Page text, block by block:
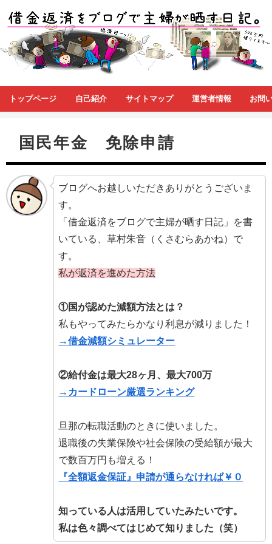
トップページ 自己紹介 サイトマップ 運営者情報 お問
国民年金 免除申請
ブログへお越しいただきありがとうございま
す。
「借金返済をブログで主婦が晒す日記」を書
いている、草村朱音（くさむらあかね）で
す。
私が返済を進めた方法
①国が認めた減額方法とは？
私もやってみたらかなり利息が減りました！
→借金減額シミュレーター
②給付金は最大28ヶ月、最大700万
→カードローン厳選ランキング
旦那の転職活動のときに使いました。
退職後の失業保険や社会保険の受給額が最大
で数百万円も増える！
『全額返金保証』申請が通らなければ￥０
知っている人は活用していたみたいです。
私は色々調べてはじめて知りました（笑）